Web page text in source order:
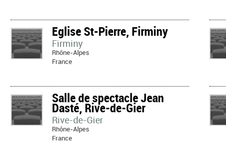
Eglise St-Pierre, Firminy
Firminy
Rhône-Alpes
France
Salle de spectacle Jean
Dasté, Rive-de-Gier
Rive-de-Gier
Rhône-Alpes
France